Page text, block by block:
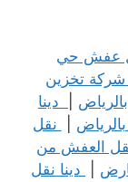
عفش حي
شركة تخزين
دينا
نقل
العفش من
دينا نقل